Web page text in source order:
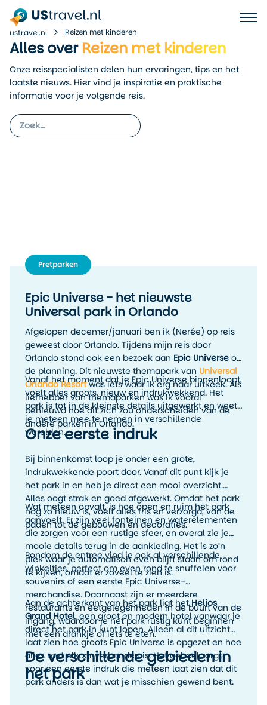
ustravel.nl Reizen met kinderen
Alles overReizen met kinderen
Onze reisspecialisten delen hun ervaringen, tips en het
laatste nieuws. Hier vind je inspiratie en praktische
informatie voor je volgende reis.
Pretparken
Epic Universe - het nieuwste
Universal park in Orlando
Afgelopen decemer/januari ben ik (Nerée) op reis
geweest door Orlando. Tijdens mijn reis door
Orlando stond ook een bezoek aan Epic Universe op
de planning. Dit nieuwste themapark van Universal
Orlando Resortwas iets waar ik erg naar uitkeek. Als
liefhebber van themaparken was ik vooral
benieuwd hoe dit zich zou onderscheiden van de
andere parken in Orlando.
Vanaf het moment dat je Epic Universe binnenloopt,
voelt alles groots, nieuw en indrukwekkend. Het
park is tot in de kleinste details uitgewerkt en weet
je meteen mee te nemen in verschillende
werelden.
Onze eerste indruk
Bij binnenkomst loop je onder een grote,
indrukwekkende poort door. Vanaf dit punt kijk je
het park in en heb je direct een mooi overzicht.
Alles oogt strak en goed afgewerkt. Omdat het park
nog zo nieuw is, voelt alles fris en verzorgd, van de
paden tot de gebouwen en decoraties.
Wat meteen opvalt, is hoe open en ruim het park
aanvoelt. Er zijn veel fonteinen en waterelementen
die zorgen voor een rustige sfeer, en overal zie je
mooie details terug in de aankleding. Het is zo’n
plek waar je automatisch even blijft staan om rond
te kijken, omdat er zoveel te zien is.
Rondom de entree vind je ook al verschillende
winkeltjes, perfect om even rond te snuffelen voor
souvenirs of een eerste Epic Universe-
merchandise. Daarnaast zijn er meerdere
restaurants en eetgelegenheden in de buurt van de
ingang, waardoor je het park rustig kunt beginnen
met een drankje of iets te eten.
Aan de achterkant van het park ligt hetHelios
Grand Hotel, een groot en modern hotel vanwaar je
direct het park in kunt lopen. Alleen al dit uitzicht
laat zien hoe groots Epic Universe is opgezet en hoe
alles met elkaar verbonden is. Het geheel zorgt
voor een eerste indruk die meteen laat zien dat dit
park anders is dan wat je misschien gewend bent.
De verschillende gebieden in
het park